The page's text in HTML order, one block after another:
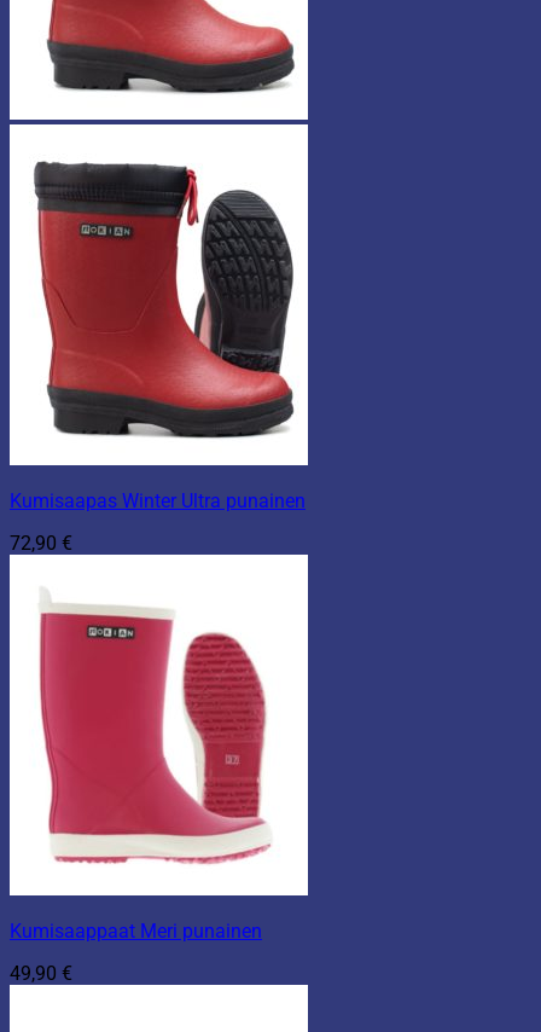
Kumisaapas Winter Ultra punainen
72,90 €
Kumisaappaat Meri punainen
49,90 €